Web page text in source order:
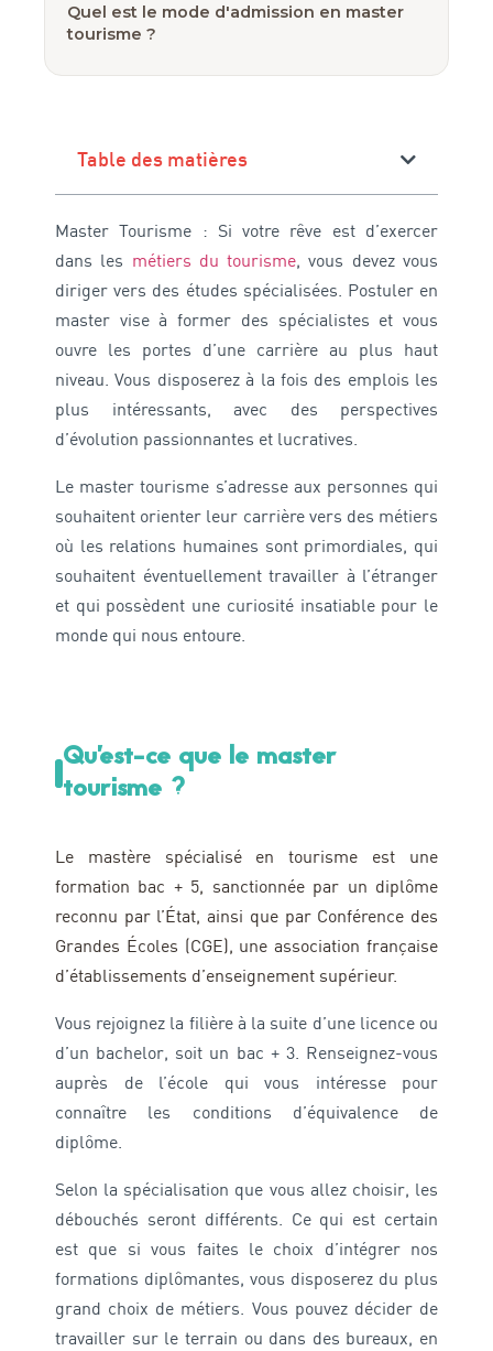
Quel est le mode d'admission en master
tourisme ?
Table des matières
Master Tourisme : Si votre rêve est d’exercer
dans les métiers du tourisme, vous devez vous
diriger vers des études spécialisées. Postuler en
master vise à former des spécialistes et vous
ouvre les portes d’une carrière au plus haut
niveau. Vous disposerez à la fois des emplois les
plus intéressants, avec des perspectives
d’évolution passionnantes et lucratives.
Le master tourisme s’adresse aux personnes qui
souhaitent orienter leur carrière vers des métiers
où les relations humaines sont primordiales, qui
souhaitent éventuellement travailler à l’étranger
et qui possèdent une curiosité insatiable pour le
monde qui nous entoure.
Qu’est-ce que le master
tourisme ?
Le mastère spécialisé en tourisme est une
formation bac + 5, sanctionnée par un diplôme
reconnu par l’État, ainsi que par Conférence des
Grandes Écoles (CGE), une association française
d’établissements d’enseignement supérieur.
Vous rejoignez la filière à la suite d’une licence ou
d’un bachelor, soit un bac + 3. Renseignez-vous
auprès de l’école qui vous intéresse pour
connaître les conditions d’équivalence de
diplôme.
Selon la spécialisation que vous allez choisir, les
débouchés seront différents. Ce qui est certain
est que si vous faites le choix d’intégrer nos
formations diplômantes, vous disposerez du plus
grand choix de métiers. Vous pouvez décider de
travailler sur le terrain ou dans des bureaux, en